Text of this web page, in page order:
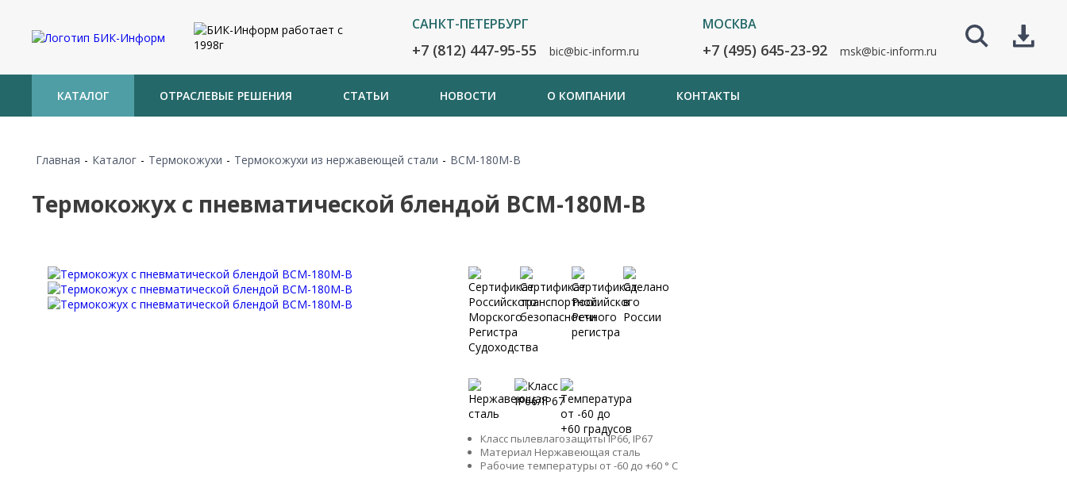
САНКТ-ПЕТЕРБУРГ
+7 (812) 447-95-55 bic@bic-inform.ru
МОСКВА
+7 (495) 645-23-92 msk@bic-inform.ru
КАТАЛОГ ОТРАСЛЕВЫЕ РЕШЕНИЯ СТАТЬИ НОВОСТИ О КОМПАНИИ КОНТАКТЫ
Главная - Каталог - Термокожухи - Термокожухи из нержавеющей стали - BCM-180M-B
Термокожух с пневматической блендой BCM-180M-B
Сертификаты
Ключевые особенности
Класс пылевлагозащитыIP66, IP67
Материал Нержавеющая сталь
Рабочие температуры от -60 до +60 ° C